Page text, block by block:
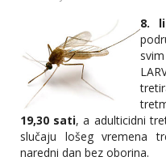
8.
19,30 sati, a adulticidni
slučaju lošeg vremena
naredni dan bez oborina.